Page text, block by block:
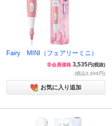
Fairy MINI（フェアリーミニ）
非会員価格 3,535円(税抜)
(税込3,888円)
お気に入り追加